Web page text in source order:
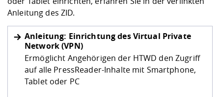
Anleitung des ZID.
Anleitung: Einrichtung des Virtual Private
Network (VPN)
Ermöglicht Angehörigen der HTWD den Zugriff
auf alle PressReader-Inhalte mit Smartphone,
Tablet oder PC